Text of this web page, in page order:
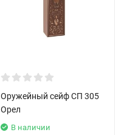
Оружейный сейф СП 305
Орел
В наличии